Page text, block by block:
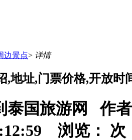
边景点> 详情
,地址,门票价格,开放时
泰国旅游网 作
浏览： 次